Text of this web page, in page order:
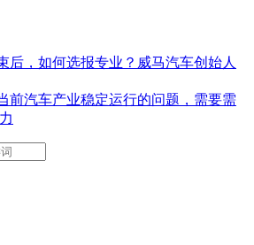
后，如何选报专业？威马汽车创始人
前汽车产业稳定运行的问题，需要需